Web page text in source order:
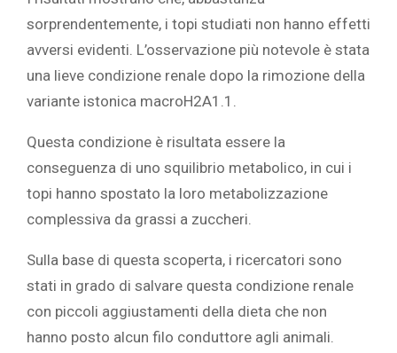
sorprendentemente, i topi studiati non hanno effetti
avversi evidenti. L’osservazione più notevole è stata
una lieve condizione renale dopo la rimozione della
variante istonica macroH2A1.1.
Questa condizione è risultata essere la
conseguenza di uno squilibrio metabolico, in cui i
topi hanno spostato la loro metabolizzazione
complessiva da grassi a zuccheri.
Sulla base di questa scoperta, i ricercatori sono
stati in grado di salvare questa condizione renale
con piccoli aggiustamenti della dieta che non
hanno posto alcun filo conduttore agli animali.